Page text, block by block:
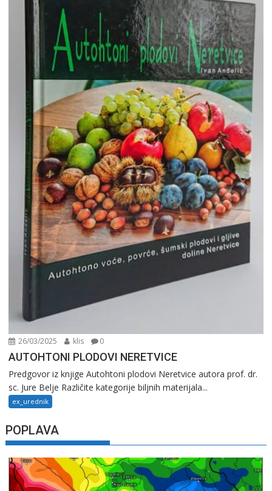
26/03/2025 klis 0
AUTOHTONI PLODOVI NERETVICE
Predgovor iz knjige Autohtoni plodovi Neretvice autora prof. dr.
sc. Jure Belje Različite kategorije biljnih materijala...
ex_urednik
POPLAVA